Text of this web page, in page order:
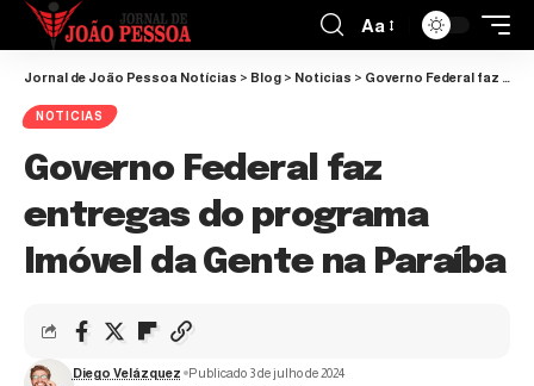
Aa
Jornal de João Pessoa Notícias > Blog > Noticias > Governo Federal faz entregas do programa Imóvel da Gente na Paraíba
NOTICIAS
Governo Federal faz
entregas do programa
Imóvel da Gente na Paraíba
Diego Velázquez Publicado 3 de julho de 2024